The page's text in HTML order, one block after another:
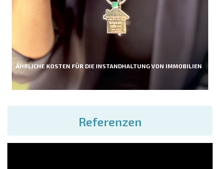
ÄHRLICHE KOSTEN FÜR DIE INSTANDHALTUNG VON IMMOBILIEN
Referenzen